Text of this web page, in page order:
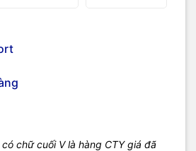
chữ cuối V là hàng CTY giá đã